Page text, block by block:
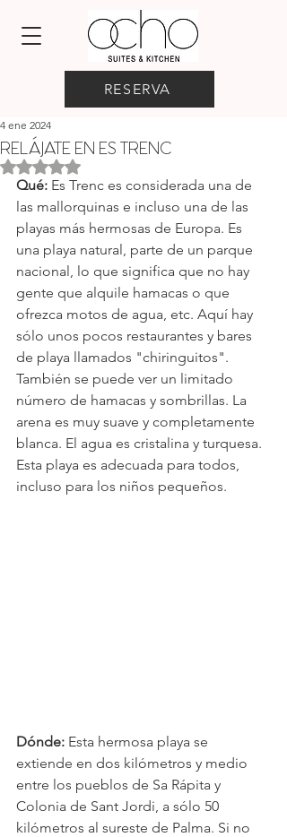
RESERVA
RELÁJATE EN ES TRENC
4 ene 2024
Obtuvo NaN de 5 estrellas.
Qué: Es Trenc es considerada una de
las mallorquinas e incluso una de las
playas más hermosas de Europa. Es
una playa natural, parte de un parque
nacional, lo que significa que no hay
gente que alquile hamacas o que
ofrezca motos de agua, etc. Aquí hay
sólo unos pocos restaurantes y bares
de playa llamados "chiringuitos".
También se puede ver un limitado
número de hamacas y sombrillas. La
arena es muy suave y completamente
blanca. El agua es cristalina y turquesa.
Esta playa es adecuada para todos,
incluso para los niños pequeños.
Dónde: Esta hermosa playa se
extiende en dos kilómetros y medio
entre los pueblos de Sa Rápita y
Colonia de Sant Jordi, a sólo 50
kilómetros al sureste de Palma. Si no